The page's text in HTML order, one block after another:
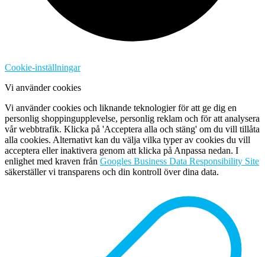
Cookie-inställningar
Vi använder cookies
Vi använder cookies och liknande teknologier för att ge dig en
personlig shoppingupplevelse, personlig reklam och för att analysera
vår webbtrafik. Klicka på 'Acceptera alla och stäng' om du vill tillåta
alla cookies. Alternativt kan du välja vilka typer av cookies du vill
acceptera eller inaktivera genom att klicka på Anpassa nedan. I
enlighet med kraven från Googles Business Data Responsibility Site
säkerställer vi transparens och din kontroll över dina data.